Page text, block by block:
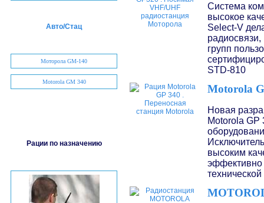
Авто/Стац
Моторола GM-140
Motorola GM 340
Рации по назначению
Система
высокое
Select-V
групп
STD-810
Motorola
Новая
Motorola GP
высоким
эффективно